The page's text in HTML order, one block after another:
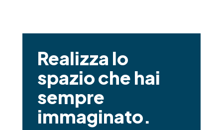
Realizza lo
spazio che hai
sempre
immaginato.